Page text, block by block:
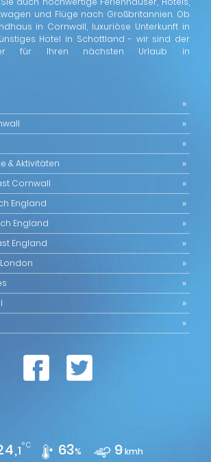
und Flüge nach Großbritannien. Ob
in Cornwall, luxuriöse Unterkunft in
Hotel in Schottland - wir sind der
für Ihren nächsten Urlaub in
& Aktivitäten
Cornwall
England
England
England
1°C 63% 9kmh